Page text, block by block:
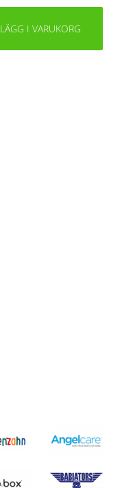
LÄGG I VARUKORG